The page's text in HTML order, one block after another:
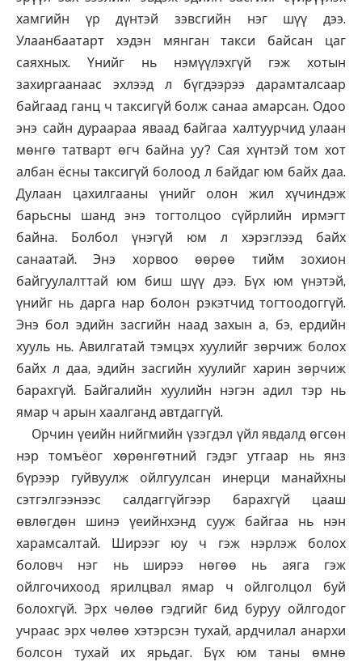
хамгийн үр дүнтэй зэвсгийн нэг шүү дээ.
Улаанбаатарт хэдэн мянган такси байсан цаг
саяхных. Үнийг нь нэмүүлэхгүй гэж хотын
захиргаанаас эхлээд л бүгдээрээ дарамталсаар
байгаад ганц ч таксигүй болж санаа амарсан. Одоо
энэ сайн дураараа яваад байгаа халтуурчид улаан
мөнгө татварт өгч байна уу? Сая хүнтэй том хот
албан ёсны таксигүй болоод л байдаг юм байх даа.
Дулаан цахилгааны үнийг олон жил хүчиндэж
барьсны шанд энэ тогтолцоо сүйрлийн ирмэгт
байна. Болбол үнэгүй юм л хэрэглээд байх
санаатай. Энэ хорвоо өөрөө тийм зохион
байгуулалттай юм биш шүү дээ. Бүх юм үнэтэй,
үнийг нь дарга нар болон рэкэтчид тогтоодоггүй.
Энэ бол эдийн засгийн наад захын а, бэ, ердийн
хууль нь. Авилгатай тэмцэх хуулийг зөрчиж болох
байх л даа, эдийн засгийн хуулийг харин зөрчиж
барахгүй. Байгалийн хуулийн нэгэн адил тэр нь
ямар ч арын хаалганд автдаггүй.
Орчин үеийн нийгмийн үзэгдэл үйл явдалд өгсөн
нэр томъёог хөрөнгөтний гэдэг утгаар нь янз
бүрээр гуйвуулж ойлгуулсан инерци манайхны
сэтгэлгээнээс салдаггүйгээр барахгүй цааш
өвлөгдөн шинэ үеийнхэнд сууж байгаа нь нэн
харамсалтай. Ширээг юу ч гэж нэрлэж болох
боловч нэг нь ширээ нөгөө нь аяга гэж
ойлгочихоод ярилцвал ямар ч ойлголцол буй
болохгүй. Эрх чөлөө гэдгийг бид буруу ойлгодог
учраас эрх чөлөө хэтэрсэн тухай, ардчилал анархи
болсон тухай их ярьдаг. Бүх юм таны өмнө